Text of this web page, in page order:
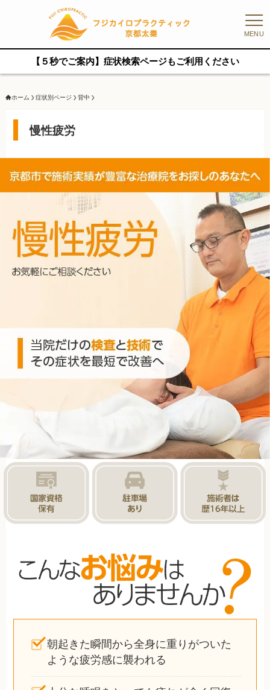
MENU
【５秒でご案内】症状検索ページもご利用ください
ホーム 症状別ページ 背中
慢性疲労
朝起きた瞬間から全身に重りがついた
ような疲労感に襲われる